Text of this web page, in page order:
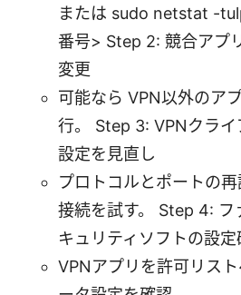
または sudo netstat -
番号> Step 2: 競合アプ
変更
可能なら VPN以外のア
行。 Step 3: VPNクライ
設定を見直し
プロトコルとポートの
接続を試す。 Step 4: フ
キュリティソフトの設定
VPNアプリを許可リス